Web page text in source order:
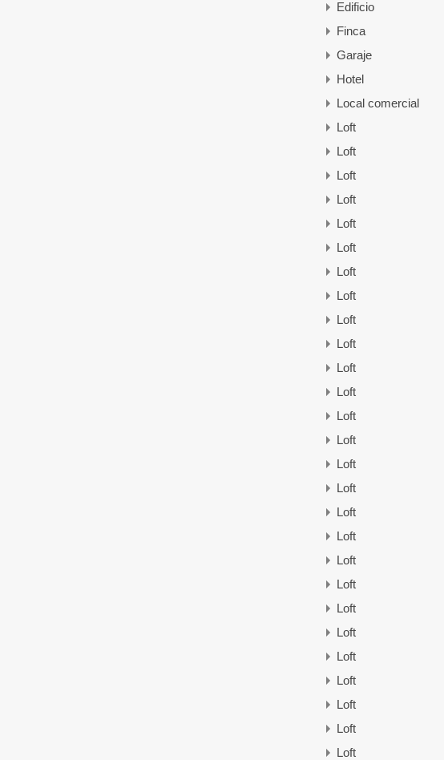
Edificio
Finca
Garaje
Hotel
Local comercial
Loft
Loft
Loft
Loft
Loft
Loft
Loft
Loft
Loft
Loft
Loft
Loft
Loft
Loft
Loft
Loft
Loft
Loft
Loft
Loft
Loft
Loft
Loft
Loft
Loft
Loft
Loft